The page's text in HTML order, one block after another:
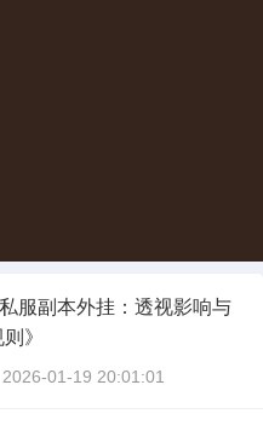
服副本外挂：透视影响与
》
2026-01-19 20:01:01